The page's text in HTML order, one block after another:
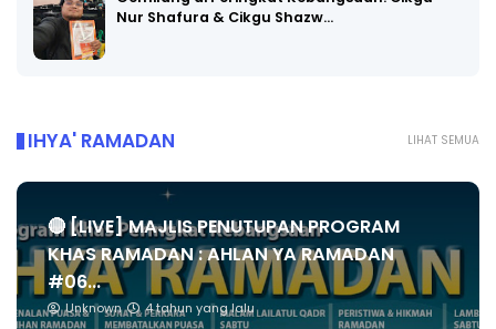
Nur Shafura & Cikgu Shazw…
LIHAT SEMUA
IHYA' RAMADAN
🔴 [LIVE] MAJLIS PENUTUPAN PROGRAM
KHAS RAMADAN : AHLAN YA RAMADAN
#06...
Unknown 4 tahun yang lalu